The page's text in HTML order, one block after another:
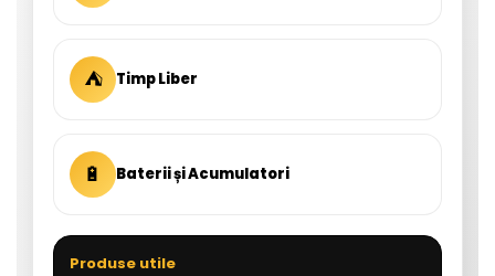
⛺ Timp Liber
🔋 Baterii și Acumulatori
Produse utile